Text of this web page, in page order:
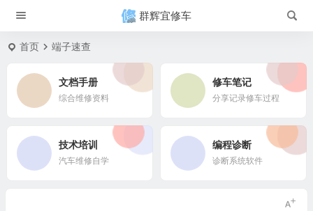
群辉宜修车
首页 端子速查
文档手册
综合维修资料
修车笔记
分享记录修车过程
技术培训
汽车维修自学
编程诊断
诊断系统软件